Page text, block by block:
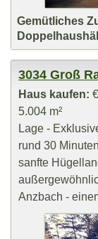
Gemütliches
3034 Groß
Haus kaufen:
5.004 m²
Lage -
rund 30
sanfte
Anzbach -